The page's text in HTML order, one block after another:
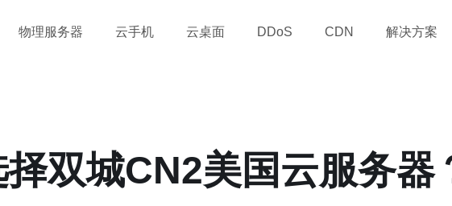
物理服务器 云手机 云桌面 DDoS CDN 解决方案
双城CN2美国云服务器